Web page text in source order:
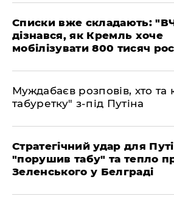
Списки вже складають:
дізнався, як Кремль хоче
мобілізувати 800 тисяч
Муждабаєв розповів, хто та
табуретку" з-під Путіна
Стратегічний удар для
"порушив табу" та тепло
Зеленського у Белграді